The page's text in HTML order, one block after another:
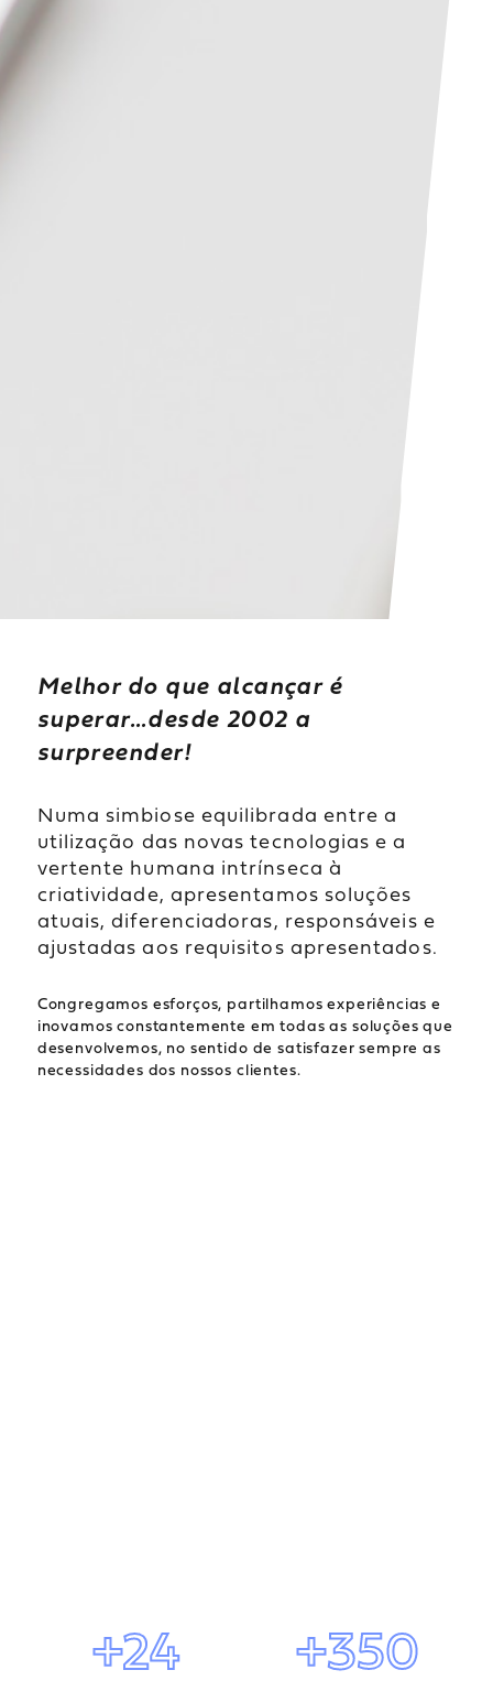
Melhor do que alcançar é
superar…desde 2002 a
surpreender!
Numa simbiose equilibrada entre a
utilização das novas tecnologias e a
vertente humana intrínseca à
criatividade, apresentamos soluções
atuais, diferenciadoras, responsáveis e
ajustadas aos requisitos apresentados.
Congregamos esforços, partilhamos experiências e
inovamos constantemente em todas as soluções que
desenvolvemos, no sentido de satisfazer sempre as
necessidades dos nossos clientes.
+24 +350